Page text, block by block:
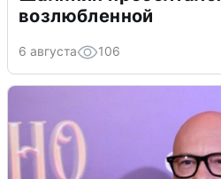
возлюбленной
6 августа 106